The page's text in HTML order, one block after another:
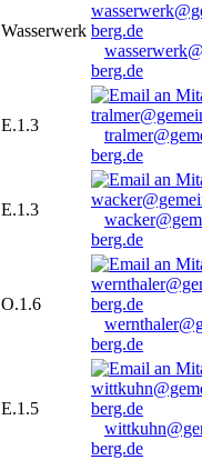
Wasserwerk
berg.de
E.1.3
berg.de
E.1.3
berg.de
O.1.6
berg.de
E.1.5
berg.de